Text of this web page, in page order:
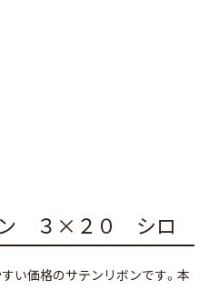
ン ３×２０ シロ
い価格のサテンリボンです。本